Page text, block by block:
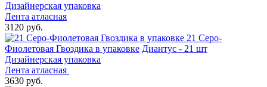
Дизайнерская упаковка
Лента атласная
3120 руб.
21 Серо-
Фиолетовая Гвоздика в упаковке Диантус - 21 шт
Дизайнерская упаковка
Лента атласная
3630 руб.